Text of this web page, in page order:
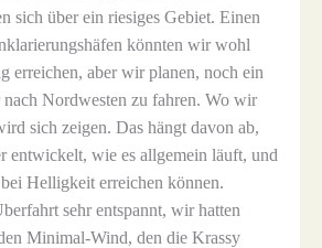
sich über ein riesiges Gebiet. Einen
könnten wir wohl
erreichen, aber wir planen, noch ein
nach Nordwesten zu fahren. Wo wir
sich zeigen. Das hängt davon ab,
entwickelt, wie es allgemein läuft, und
Helligkeit erreichen können.
sehr entspannt, wir hatten
Minimal-Wind, den die Krassy